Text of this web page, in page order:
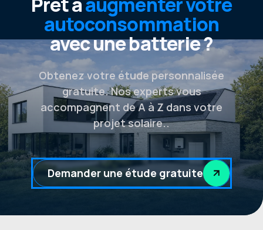
autoconsommation
avec une batterie ?
Obtenez votre étude personnalisée
gratuite. Nos experts vous
accompagnent de A à Z dans votre
projet solaire..
Demander une étude gratuite